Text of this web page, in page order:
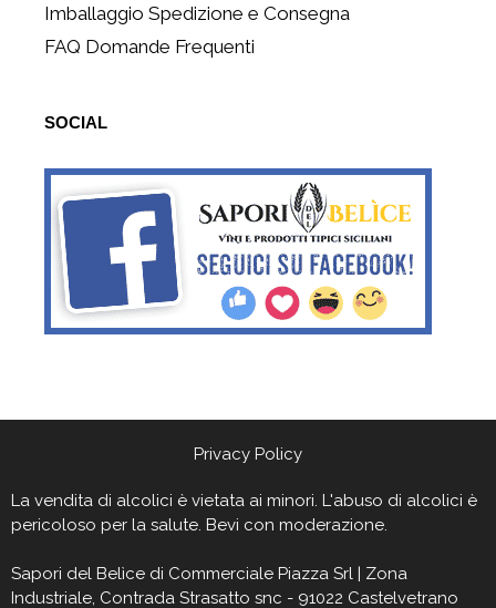
Imballaggio Spedizione e Consegna
FAQ Domande Frequenti
SOCIAL
Privacy Policy
La vendita di alcolici è vietata ai minori. L'abuso di alcolici è
pericoloso per la salute. Bevi con moderazione.
Sapori del Belìce di Commerciale Piazza Srl | Zona
Industriale, Contrada Strasatto snc - 91022 Castelvetrano